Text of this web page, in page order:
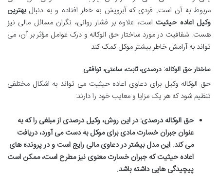
مربوط به آن است. فردی که آبرویش به خطر افتاده و به دنبالبهترین
وکیل اعاده حیثیت است، علاوه بر فشار روانی، نگران مسائل مالی نیز
هست. شفافیت در مورد ساختار حق الوکاله و درک عوامل مؤثر بر آن، می
تواند به آرامش خاطر بیشتر موکل کمک کند.
ساختار حق الوکاله: درصدی، ثابت، ساعتی، توافقی
حق الوکاله وکیل برای دعاوی اعاده حیثیت می تواند به اشکال مختلفی
تنظیم شود که هر یک مزایا و معایب خود را دارند:
حق الوکاله درصدی:در این روش، وکیل درصدی از مبلغی را که به
عنوان جبران خسارت مادی برای موکل به دست می آورد، دریافت
می کند. این مدل بیشتر در دعاوی مالی رایج است و در پرونده های
اعاده حیثیت که جبران خسارت معنوی نیز مطرح است، ممکن است
پیچیدگی هایی داشته باشد.